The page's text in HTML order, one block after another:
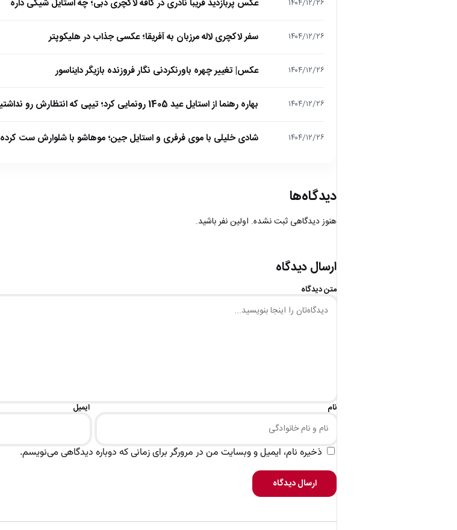
۱۴۰۴/۱۲/۲۶ عکس پربازدید فریبا نادری در کافه لاکچری دبی؛ چه استایل شیکی داره
۱۴۰۴/۱۲/۲۶ سفر لاکچری لاله مرزبان به آفریقا؛ عکسی جذاب در هلیکوپتر
۱۴۰۴/۱۲/۲۶ عکس| تغییر چهره باورنکردنی نگار فروزنده بازیگر دایناسور
۱۴۰۴/۱۲/۲۶ بهاره رهنما از استایل عید 1405 رونمایی کرد؛ تیپی که انتظارش رو نداشتید
۱۴۰۴/۱۲/۲۶ شادی خلیلی با موی فرفری و استایل جین؛ موهاشو با شلوارش ست کرده
دیدگاه‌ها
هنوز دیدگاهی ثبت نشده. اولین نفر باشید.
ارسال دیدگاه
متن دیدگاه
نام ایمیل
ذخیره نام، ایمیل و وبسایت من در مرورگر برای زمانی که دوباره دیدگاهی می‌نویسم.
ارسال دیدگاه